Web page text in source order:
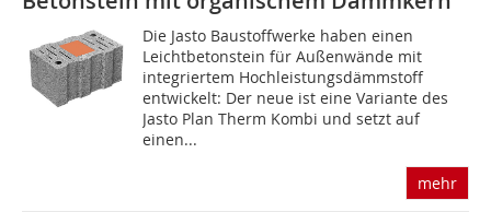
Die Jasto Baustoffwerke haben einen
Leichtbetonstein für Außenwände mit
integriertem Hochleistungsdämmstoff
entwickelt: Der neue ist eine Variante des
Jasto Plan Therm Kombi und setzt auf
einen...
mehr